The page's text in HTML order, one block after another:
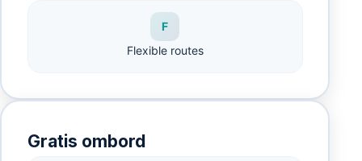
F
Flexible routes
Gratis ombord